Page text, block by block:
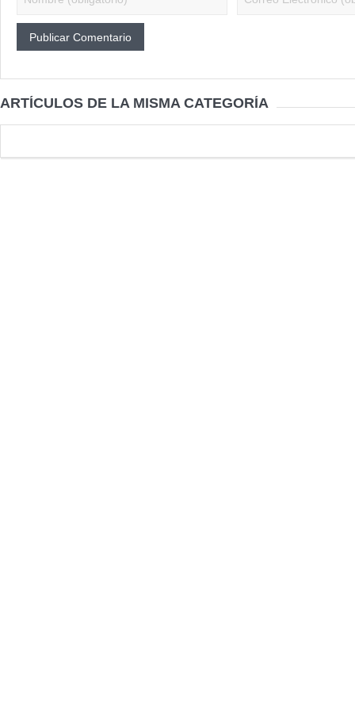
ARTÍCULOS DE LA MISMA CATEGORÍA